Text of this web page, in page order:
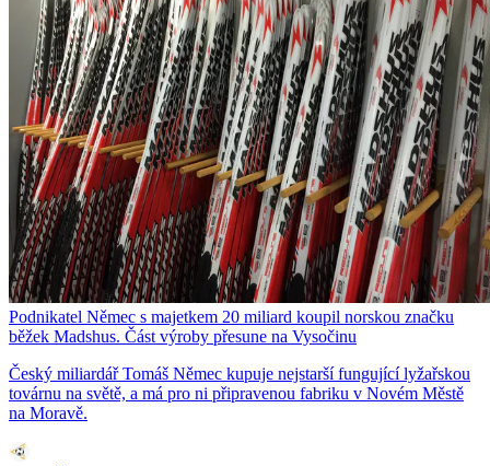
Podnikatel Němec s majetkem 20 miliard koupil norskou značku
běžek Madshus. Část výroby přesune na Vysočinu
Český miliardář Tomáš Němec kupuje nejstarší fungující lyžařskou
továrnu na světě, a má pro ni připravenou fabriku v Novém Městě
na Moravě.